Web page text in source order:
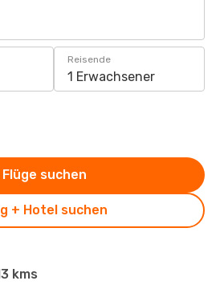
Reisende
1 Erwachsener
+ Hotel suchen
Flüge suchen
kms